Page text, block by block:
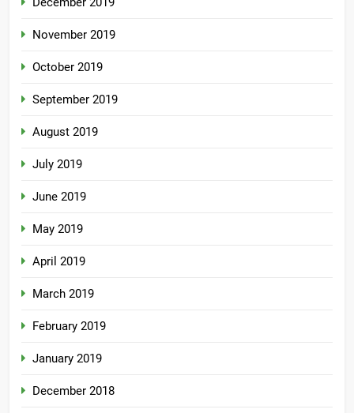
November 2019
October 2019
September 2019
August 2019
July 2019
June 2019
May 2019
April 2019
March 2019
February 2019
January 2019
December 2018